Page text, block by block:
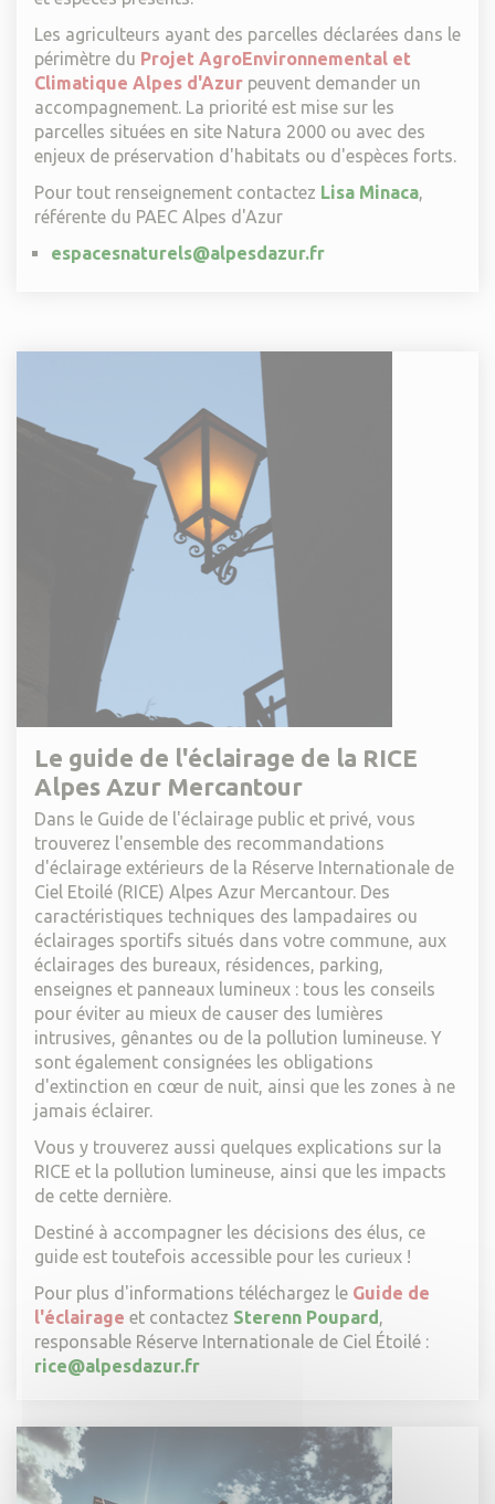
Les agriculteurs ayant des parcelles déclarées dans le
périmètre du Projet AgroEnvironnemental et
Climatique Alpes d'Azur peuvent demander un
accompagnement. La priorité est mise sur les
parcelles situées en site Natura 2000 ou avec des
enjeux de préservation d'habitats ou d'espèces forts.
Pour tout renseignement contactez Lisa Minaca,
référente du PAEC Alpes d'Azur
espacesnaturels@alpesdazur.fr
Le guide de l'éclairage de la RICE
Alpes Azur Mercantour
Dans le Guide de l'éclairage public et privé, vous
trouverez l'ensemble des recommandations
d'éclairage extérieurs de la Réserve Internationale de
Ciel Etoilé (RICE) Alpes Azur Mercantour. Des
caractéristiques techniques des lampadaires ou
éclairages sportifs situés dans votre commune, aux
éclairages des bureaux, résidences, parking,
enseignes et panneaux lumineux : tous les conseils
pour éviter au mieux de causer des lumières
intrusives, gênantes ou de la pollution lumineuse. Y
sont également consignées les obligations
d'extinction en cœur de nuit, ainsi que les zones à ne
jamais éclairer.
Vous y trouverez aussi quelques explications sur la
RICE et la pollution lumineuse, ainsi que les impacts
de cette dernière.
Destiné à accompagner les décisions des élus, ce
guide est toutefois accessible pour les curieux !
Pour plus d'informations téléchargez le Guide de
l'éclairage et contactez Sterenn Poupard,
responsable Réserve Internationale de Ciel Étoilé :
rice@alpesdazur.fr